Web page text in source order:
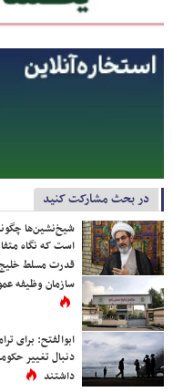
در بحث مشارکت کنید
شیخ‌نشین‌ها
است که نگاه
قدرت مسلط
سازمان وظیفه
ابوالفتح: برای
دنبال تغییر
داشتند